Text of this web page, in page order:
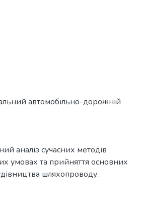
автомобільно-дорожній
аналіз сучасних методів
умовах та прийняття основних
шляхопроводу.